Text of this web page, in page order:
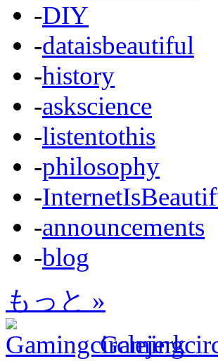
-DIY
-dataisbeautiful
-history
-askscience
-listentothis
-philosophy
-
-announcements
-blog
もっと »